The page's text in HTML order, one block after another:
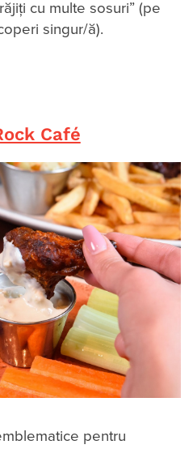
cu multe sosuri” (pe
singur/ă).
Café
pentru